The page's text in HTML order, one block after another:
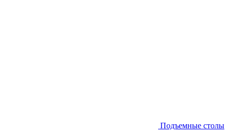
Подъемные столы